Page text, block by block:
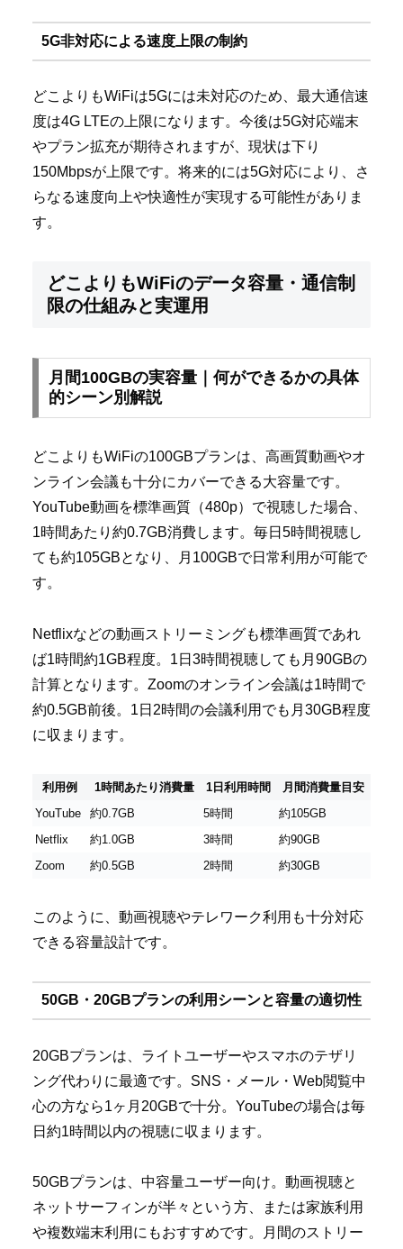
5G非対応による速度上限の制約
どこよりもWiFiは5Gには未対応のため、最大通信速
度は4G LTEの上限になります。今後は5G対応端末
やプラン拡充が期待されますが、現状は下り
150Mbpsが上限です。将来的には5G対応により、さ
らなる速度向上や快適性が実現する可能性がありま
す。
どこよりもWiFiのデータ容量・通信制
限の仕組みと実運用
月間100GBの実容量｜何ができるかの具体
的シーン別解説
どこよりもWiFiの100GBプランは、高画質動画やオ
ンライン会議も十分にカバーできる大容量です。
YouTube動画を標準画質（480p）で視聴した場合、
1時間あたり約0.7GB消費します。毎日5時間視聴し
ても約105GBとなり、月100GBで日常利用が可能で
す。
Netflixなどの動画ストリーミングも標準画質であれ
ば1時間約1GB程度。1日3時間視聴しても月90GBの
計算となります。Zoomのオンライン会議は1時間で
約0.5GB前後。1日2時間の会議利用でも月30GB程度
に収まります。
利用例 1時間あたり消費量 1日利用時間
月間消費量目安
YouTube
約0.7GB 5時間
約105GB
Netflix
約1.0GB 3時間
約90GB
Zoom
約0.5GB 2時間 約30GB
このように、動画視聴やテレワーク利用も十分対応
できる容量設計です。
50GB・20GBプランの利用シーンと容量の適切性
20GBプランは、ライトユーザーやスマホのテザリ
ング代わりに最適です。SNS・メール・Web閲覧中
心の方なら1ヶ月20GBで十分。YouTubeの場合は毎
日約1時間以内の視聴に収まります。
50GBプランは、中容量ユーザー向け。動画視聴と
ネットサーフィンが半々という方、または家族利用
や複数端末利用にもおすすめです。月間のストリー